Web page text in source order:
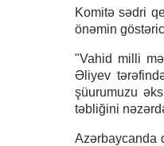
Komitə sədri
önəmin
"Vahid milli
Əliyev
şüurumuzu
təbliğini
Azərbaycanda